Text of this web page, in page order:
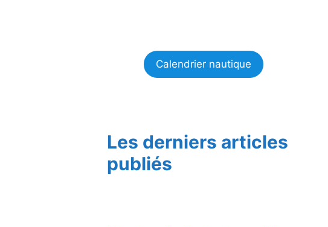
Calendrier nautique
Les derniers articles
publiés